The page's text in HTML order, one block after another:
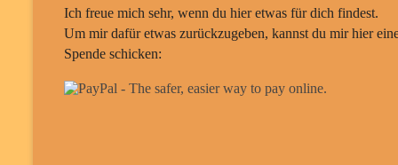
Ich freue mich sehr, wenn du hier etwas für dich findest.
Um mir dafür etwas zurückzugeben, kannst du mir hier
Spende schicken: